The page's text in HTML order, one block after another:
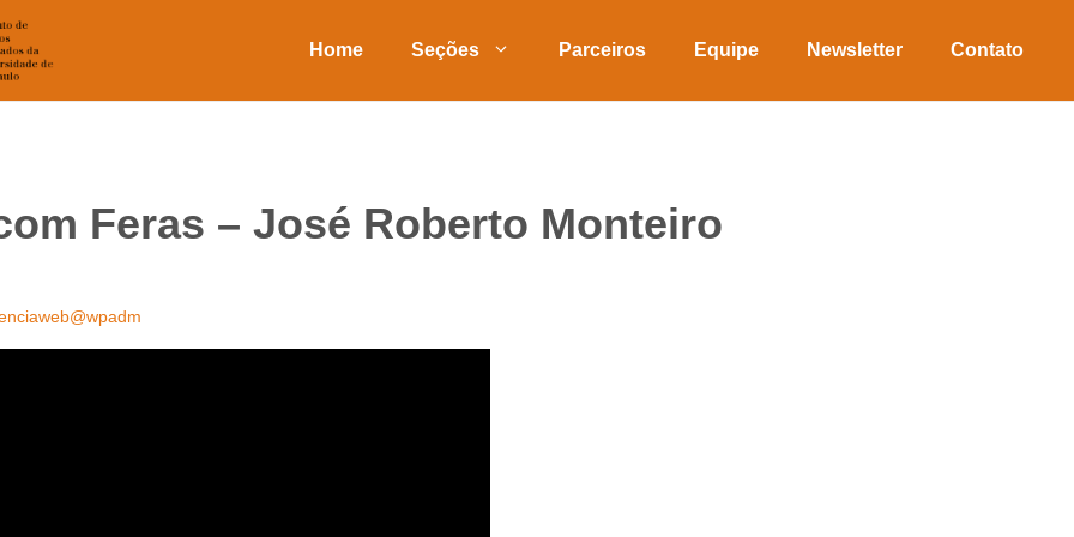
Home Seções Parceiros Equipe Newsletter Contato
Feras – José Roberto Monteiro